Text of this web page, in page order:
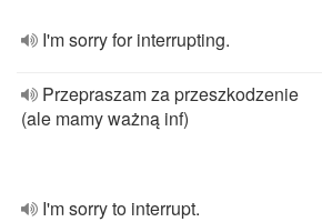
I'm sorry for interrupting.
Przepraszam za przeszkodzenie
(ale mamy ważną inf)
I'm sorry to interrupt.